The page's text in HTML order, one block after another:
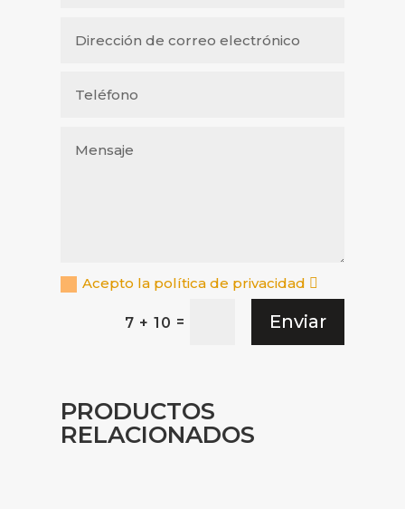
Acepto la política de privacidad
7 + 10 = Enviar
PRODUCTOS
RELACIONADOS